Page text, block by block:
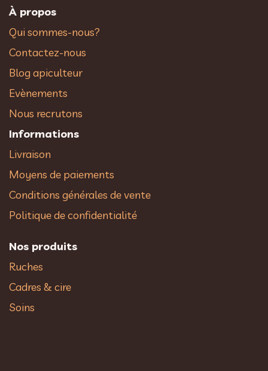
À propos
Qui sommes-nous?
Contactez-nous
Blog apiculteur
Evènements
Nous recrutons
Informations
Livraison
Moyens de paiements
Conditions générales de vente
Politique de confidentialité
Nos produits
Ruches
Cadres & cire
Soins